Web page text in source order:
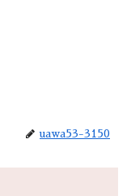
uawa53-3150